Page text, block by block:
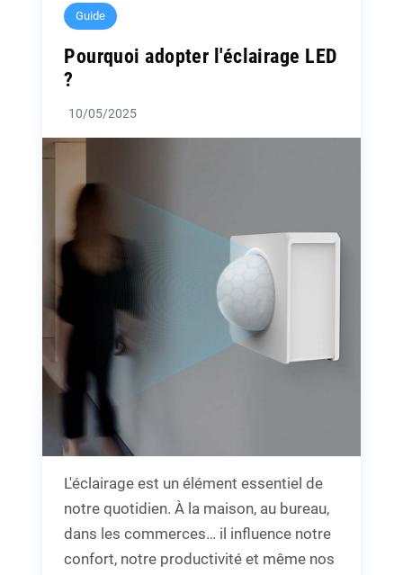
Guide
Pourquoi adopter l'éclairage LED
?
10/05/2025
L'éclairage est un élément essentiel de
notre quotidien. À la maison, au bureau,
dans les commerces… il influence notre
confort, notre productivité et même nos